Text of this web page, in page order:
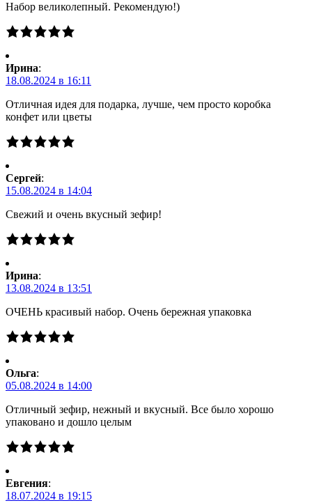
Набор великолепный. Рекомендую!)
Ирина:
18.08.2024 в 16:11
Отличная идея для подарка, лучше, чем просто коробка
конфет или цветы
Сергей:
15.08.2024 в 14:04
Свежий и очень вкусный зефир!
Ирина:
13.08.2024 в 13:51
ОЧЕНЬ красивый набор. Очень бережная упаковка
Ольга:
05.08.2024 в 14:00
Отличный зефир, нежный и вкусный. Все было хорошо
упаковано и дошло целым
Евгения:
18.07.2024 в 19:15